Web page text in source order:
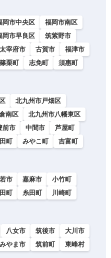
岡市中央区
福岡市南区
岡市早良区
筑紫野市
太宰府市 古賀市
福津市
篠栗町 志免町
須惠町
北九州市戸畑区
南区
北九州市八幡東区
前市 中間市
芦屋町
町 みやこ町
吉富町
市 嘉麻市
小竹町
町 糸田町
川崎町
八女市 筑後市
大川市
みやま市 筑前町
東峰村